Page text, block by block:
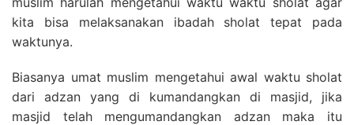
kita bisa melaksanakan ibadah sholat tepat pada
waktunya.
Biasanya umat muslim mengetahui awal waktu sholat
dari adzan yang di kumandangkan di masjid, jika
masjid telah mengumandangkan adzan maka itu